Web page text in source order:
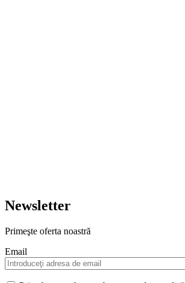
Newsletter
Primeşte oferta noastră
Email